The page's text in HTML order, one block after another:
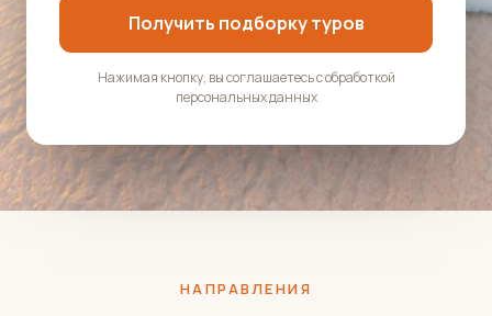
Получить подборку туров
Нажимая кнопку, вы соглашаетесь с обработкой
персональных данных
НАПРАВЛЕНИЯ